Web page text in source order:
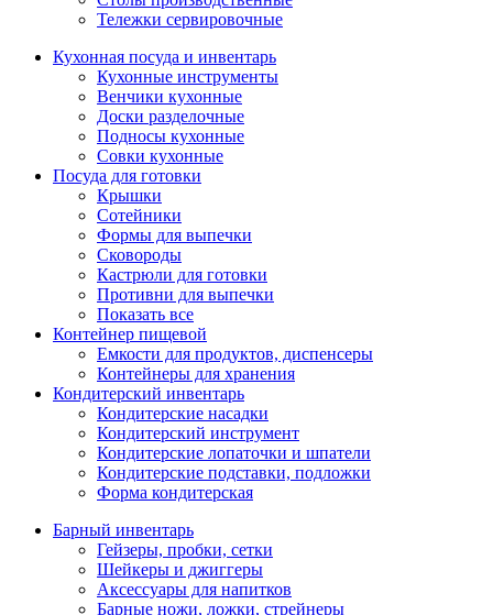
Тележки сервировочные
Кухонная посуда и инвентарь
Кухонные инструменты
Венчики кухонные
Доски разделочные
Подносы кухонные
Совки кухонные
Посуда для готовки
Крышки
Сотейники
Формы для выпечки
Сковороды
Кастрюли для готовки
Противни для выпечки
Показать все
Контейнер пищевой
Емкости для продуктов, диспенсеры
Контейнеры для хранения
Кондитерский инвентарь
Кондитерские насадки
Кондитерский инструмент
Кондитерские лопаточки и шпатели
Кондитерские подставки, подложки
Форма кондитерская
Барный инвентарь
Гейзеры, пробки, сетки
Шейкеры и джиггеры
Аксессуары для напитков
Барные ножи, ложки, стрейнеры